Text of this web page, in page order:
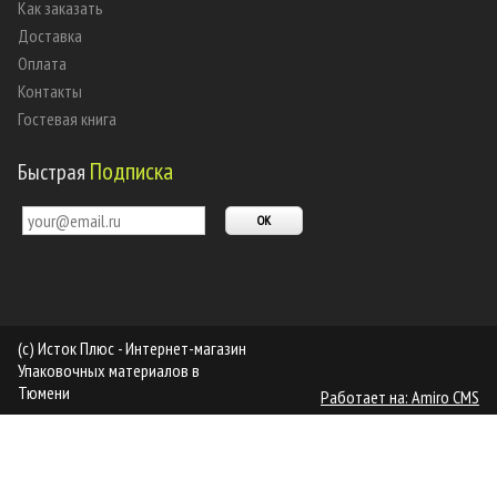
Как заказать
Доставка
Оплата
Контакты
Гостевая книга
Быстрая Подписка
(c) Исток Плюс - Интернет-магазин
Упаковочных материалов в
Тюмени
Работает на: Amiro CMS